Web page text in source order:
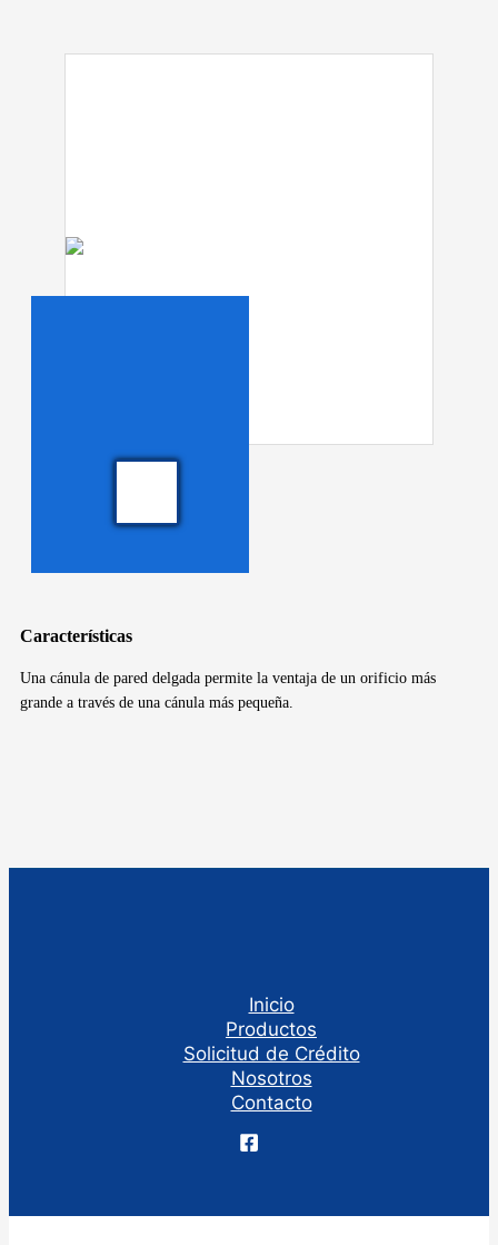
Características
Una cánula de pared delgada permite la ventaja de un orificio más
grande a través de una cánula más pequeña.
Inicio
Productos
Solicitud de Crédito
Nosotros
Contacto